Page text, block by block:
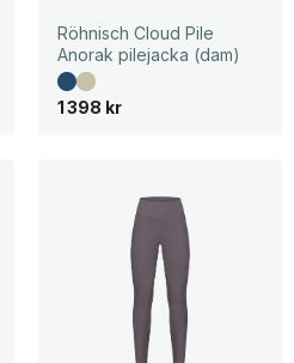
Röhnisch Cloud Pile
Anorak pilejacka (dam)
1 398 kr